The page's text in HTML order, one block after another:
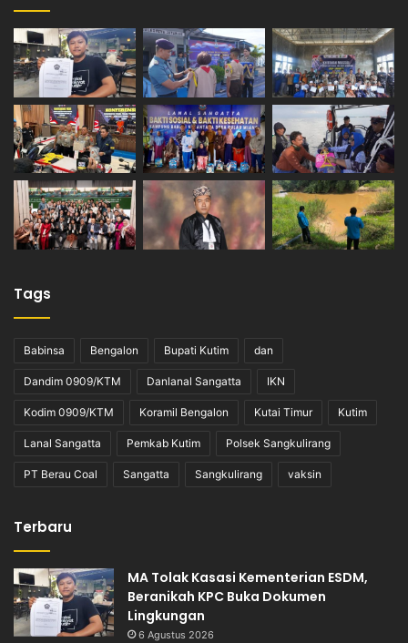
Tags
Babinsa Bengalon Bupati Kutim dan
Dandim 0909/KTM Danlanal Sangatta IKN
Kodim 0909/KTM Koramil Bengalon Kutai Timur Kutim
Lanal Sangatta Pemkab Kutim Polsek Sangkulirang
PT Berau Coal Sangatta Sangkulirang vaksin
Terbaru
MA Tolak Kasasi Kementerian ESDM,
Beranikah KPC Buka Dokumen
Lingkungan
6 Agustus 2026